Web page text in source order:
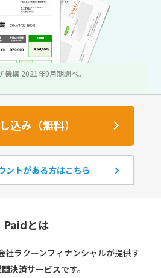
構 2021年9月期調べ。
込み（無料）
ントがある方はこちら
Paidとは
社ラクーンフィナンシャルが提供す
決済サービスです。